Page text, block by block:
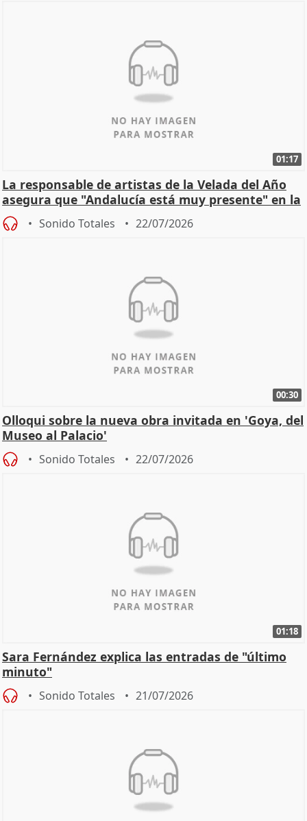
01:17
La responsable de artistas de la Velada del Año
asegura que "Andalucía está muy presente" en la
cita
Sonido Totales 22/07/2026
00:30
Olloqui sobre la nueva obra invitada en 'Goya, del
Museo al Palacio'
Sonido Totales 22/07/2026
01:18
Sara Fernández explica las entradas de "último
minuto"
Sonido Totales 21/07/2026